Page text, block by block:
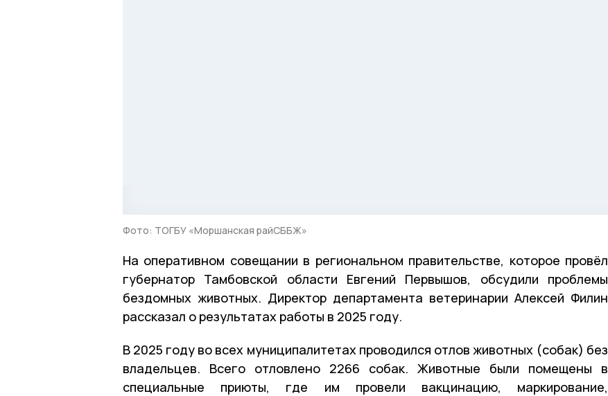
Фото: ТОГБУ «Моршанская райСББЖ»
На оперативном совещании в региональном правительстве, которое провёл
губернатор Тамбовской области Евгений Первышов, обсудили проблемы
бездомных животных. Директор департамента ветеринарии Алексей Филин
рассказал о результатах работы в 2025 году.
В 2025 году во всех муниципалитетах проводился отлов животных (собак) без
владельцев. Всего отловлено 2266 собак. Животные были помещены в
специальные приюты, где им провели вакцинацию, маркирование,